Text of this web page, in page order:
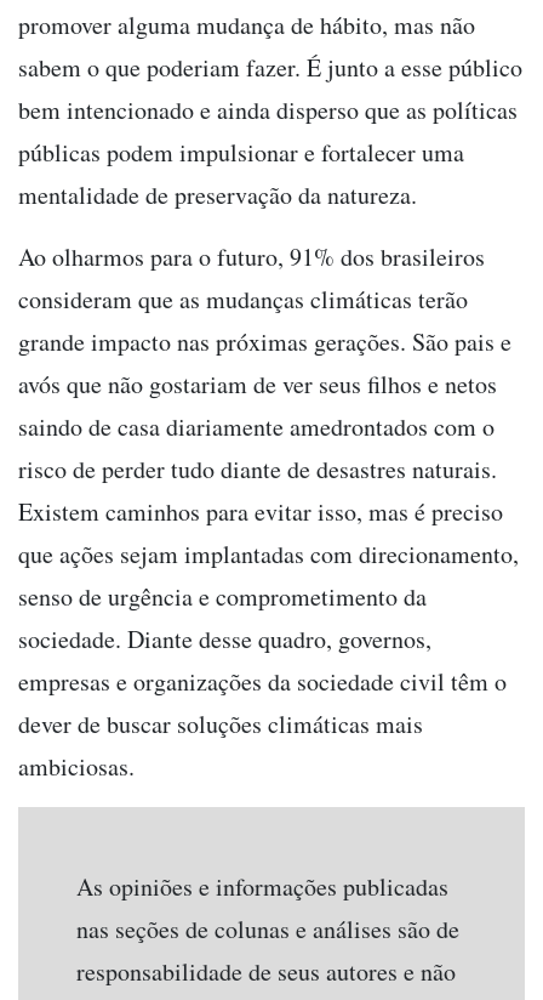
promover alguma mudança de hábito, mas não
sabem o que poderiam fazer. É junto a esse público
bem intencionado e ainda disperso que as políticas
públicas podem impulsionar e fortalecer uma
mentalidade de preservação da natureza.
Ao olharmos para o futuro, 91% dos brasileiros
consideram que as mudanças climáticas terão
grande impacto nas próximas gerações. São pais e
avós que não gostariam de ver seus filhos e netos
saindo de casa diariamente amedrontados com o
risco de perder tudo diante de desastres naturais.
Existem caminhos para evitar isso, mas é preciso
que ações sejam implantadas com direcionamento,
senso de urgência e comprometimento da
sociedade. Diante desse quadro, governos,
empresas e organizações da sociedade civil têm o
dever de buscar soluções climáticas mais
ambiciosas.
As opiniões e informações publicadas
nas seções de colunas e análises são de
responsabilidade de seus autores e não